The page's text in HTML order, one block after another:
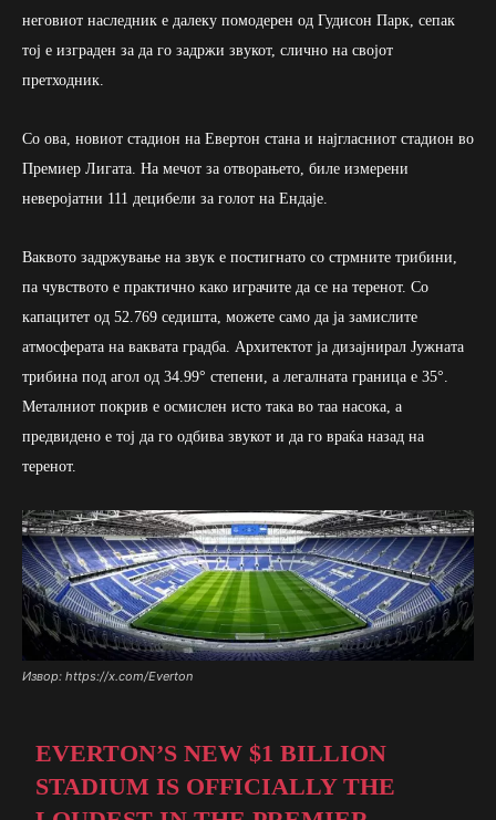
неговиот наследник е далеку помодерен од Гудисон Парк, сепак
тој е изграден за да го задржи звукот, слично на својот
претходник.
Со ова, новиот стадион на Евертон стана и најгласниот стадион во
Премиер Лигата. На мечот за отворањето, биле измерени
неверојатни 111 децибели за голот на Ендаје.
Ваквото задржување на звук е постигнато со стрмните трибини,
па чувството е практично како играчите да се на теренот. Со
капацитет од 52.769 седишта, можете само да ја замислите
атмосферата на ваквата градба. Архитектот ја дизајнирал Јужната
трибина под агол од 34.99° степени, а легалната граница е 35°.
Металниот покрив е осмислен исто така во таа насока, а
предвидено е тој да го одбива звукот и да го враќа назад на
теренот.
Извор: https://x.com/Everton
EVERTON’S NEW $1 BILLION
STADIUM IS OFFICIALLY THE